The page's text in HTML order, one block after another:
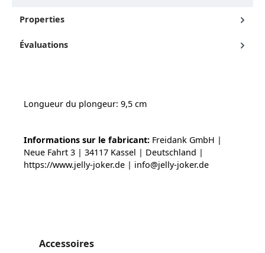
Properties
Évaluations
Longueur du plongeur: 9,5 cm
Informations sur le fabricant: Freidank GmbH |
Neue Fahrt 3 | 34117 Kassel | Deutschland |
https://www.jelly-joker.de | info@jelly-joker.de
Ignorer la galerie de produits
Accessoires